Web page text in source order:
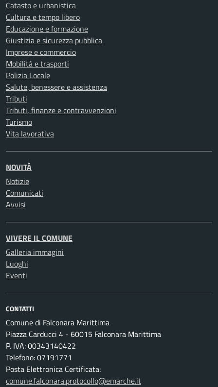
Catasto e urbanistica
Cultura e tempo libero
Educazione e formazione
Giustizia e sicurezza pubblica
Imprese e commercio
Mobilità e trasporti
Polizia Locale
Salute, benessere e assistenza
Tributi
Tributi, finanze e contravvenzioni
Turismo
Vita lavorativa
NOVITÀ
Notizie
Comunicati
Avvisi
VIVERE IL COMUNE
Galleria immagini
Luoghi
Eventi
CONTATTI
Comune di Falconara Marittima
Piazza Carducci 4 - 60015 Falconara Marittima
P. IVA: 00343140422
Telefono: 07191771
Posta Elettronica Certificata:
comune.falconara.protocollo@emarche.it